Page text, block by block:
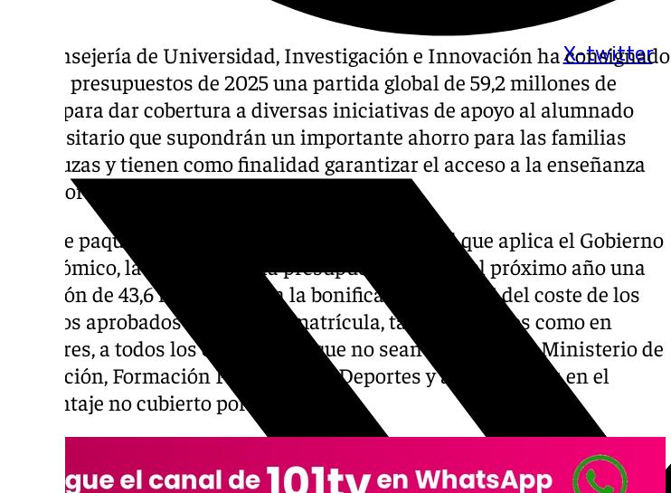
X-twitter
La Consejería de Universidad, Investigación e Innovación ha consignado
en sus presupuestos de 2025 una partida global de 59,2 millones de
euros para dar cobertura a diversas iniciativas de apoyo al alumnado
universitario que supondrán un importante ahorro para las familias
andaluzas y tienen como finalidad garantizar el acceso a la enseñanza
superior en igualdad de oportunidades.
En este paquete de actuaciones de carácter social que aplica el Gobierno
autonómico, la comunidad ha presupuestado para el próximo año una
dotación de 43,6 millones para la bonificación del 99% del coste de los
créditos aprobados en primera matrícula, tanto en grados como en
másteres, a todos los estudiantes que no sean becarios del Ministerio de
Educación, Formación Profesional y Deportes y a los becados en el
porcentaje no cubierto por esa ayuda.